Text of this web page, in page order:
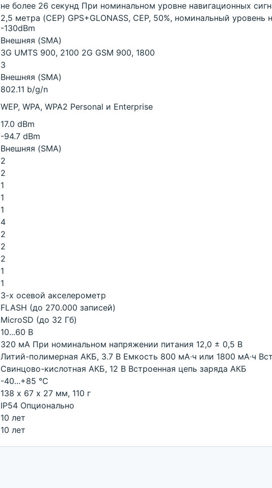
не более 26 секунд При номинальном уровне навигационных
2,5 метра (CEP) GPS+GLONASS, CEP, 50%, номинальный уровень
-130dBm
Внешняя (SMA)
3G UMTS 900, 2100 2G GSM 900, 1800
3
Внешняя (SMA)
802.11 b/g/n
WEP, WPA, WPA2 Personal и Enterprise
17.0 dBm
-94.7 dBm
Внешняя (SMA)
2
2
1
1
1
4
2
2
2
1
1
3-х осевой акселерометр
FLASH (до 270.000 записей)
MicroSD (до 32 Гб)
10...60 В
320 мА При номинальном напряжении питания 12,0 ± 0,5 В
Литий-полимерная АКБ, 3.7 В Емкость 800 мА∙ч или 1800 мА∙ч
Свинцово-кислотная АКБ, 12 В Встроенная цепь заряда АКБ
-40...+85 °С
138 х 67 х 27 мм, 110 г
IP54 Опционально
10 лет
10 лет